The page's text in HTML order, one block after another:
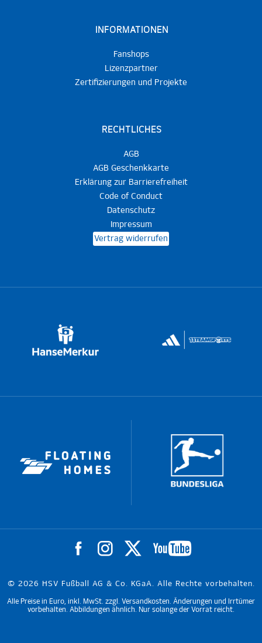
INFORMATIONEN
Fanshops
Lizenzpartner
Zertifizierungen und Projekte
RECHTLICHES
AGB
AGB Geschenkkarte
Erklärung zur Barrierefreiheit
Code of Conduct
Datenschutz
Impressum
Vertrag widerrufen
© 2026 HSV Fußball AG & Co. KGaA. Alle Rechte vorbehalten.
Alle Preise in Euro, inkl. MwSt. zzgl. Versandkosten. Änderungen und Irrtümer
vorbehalten. Abbildungen ähnlich. Nur solange der Vorrat reicht.